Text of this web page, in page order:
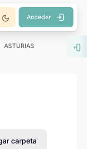
Acceder
ASTURIAS
carpeta